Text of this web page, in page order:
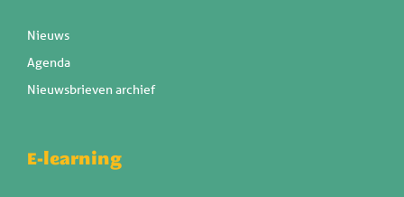
Nieuws
Agenda
Nieuwsbrieven archief
E-learning